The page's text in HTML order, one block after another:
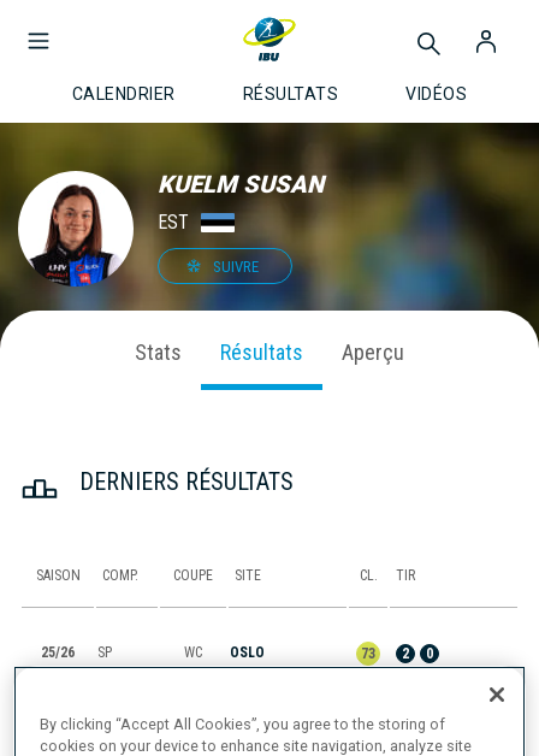
CALENDRIER RÉSULTATS VIDÉOS
KUELM SUSAN
EST
SUIVRE
Stats Résultats Aperçu
DERNIERS RÉSULTATS
SAISON COMP. COUPE SITE CL. TIR
25/26 SP WC OSLO 73 2 0
By clicking “Accept All Cookies”, you agree to the storing of
cookies on your device to enhance site navigation, analyze site